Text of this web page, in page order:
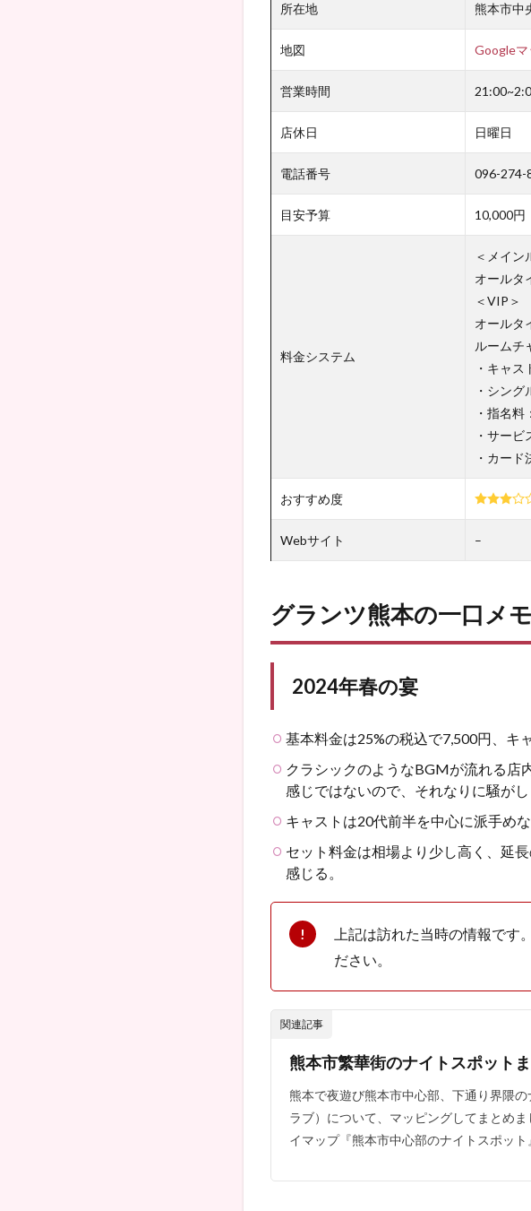
所在地 熊本市中
地図 Googleマ
営業時間
店休日 日曜日
電話番号 096-274-
目安予算 10,000円
料金システム
＜メイン
オールタ
＜VIP＞
オールタ
ルームチ
・キャ
・シン
・指名料
・サー
・カー
おすすめ度
Webサイト –
グランツ熊本の一口メモ
2024年春の宴
基本料金は25%の税込で7,500円、キ
クラシックのようなBGMが流れる店
感じではないので、それなりに騒がし
キャストは20代前半を中心に派手め
セット料金は相場より少し高く、延
感じる。
上記は訪れた当時の情報です
ださい。
関連記事
熊本市繁華街のナイトスポット
熊本で夜遊び熊本市中心部、下通り界隈
ラブ）について、マッピングしてまとめ
イマップ『熊本市中心部のナイトスポッ